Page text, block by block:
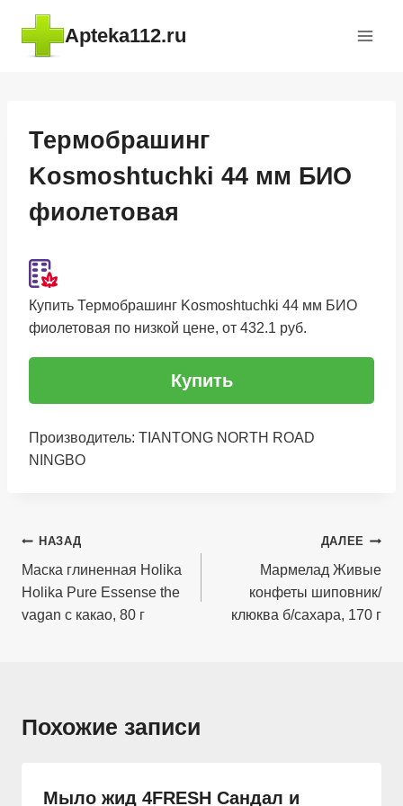
Перейти
содержимому
Apteka112.ru
Термобрашинг
Kosmoshtuchki 44 мм БИО
фиолетовая
Купить Термобрашинг Kosmoshtuchki 44 мм БИО
фиолетовая по низкой цене, от 432.1 руб.
Купить
Производитель: TIANTONG NORTH ROAD
NINGBO
Навигация
по
записям
НАЗАД
Маска глиненная Holika
Holika Pure Essense the
vagan с какао, 80 г
ДАЛЕЕ
Мармелад Живые
конфеты шиповник/
клюква б/сахара, 170 г
Похожие записи
Мыло жид 4FRESH Сандал и